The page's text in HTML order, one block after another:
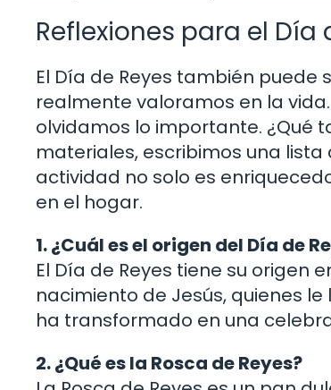
Reflexiones para el Día
El Día de Reyes también
realmente valoramos en la
olvidamos lo importante. ¿Qué
materiales, escribimos una
actividad no solo es
en el hogar.
1. ¿Cuál es el origen del Día de
El Día de Reyes tiene su origen
nacimiento de Jesús, quienes
ha transformado en una
2. ¿Qué es la Rosca de Reyes?